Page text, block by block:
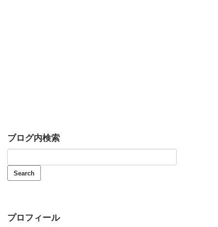
ブログ内検索
プロフィール